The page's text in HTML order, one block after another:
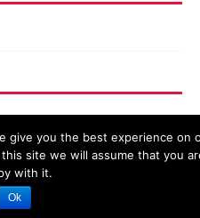
|Δήλωση προσβασιμότητας
give you the best experience on
site we will assume that you
with it.
Ok